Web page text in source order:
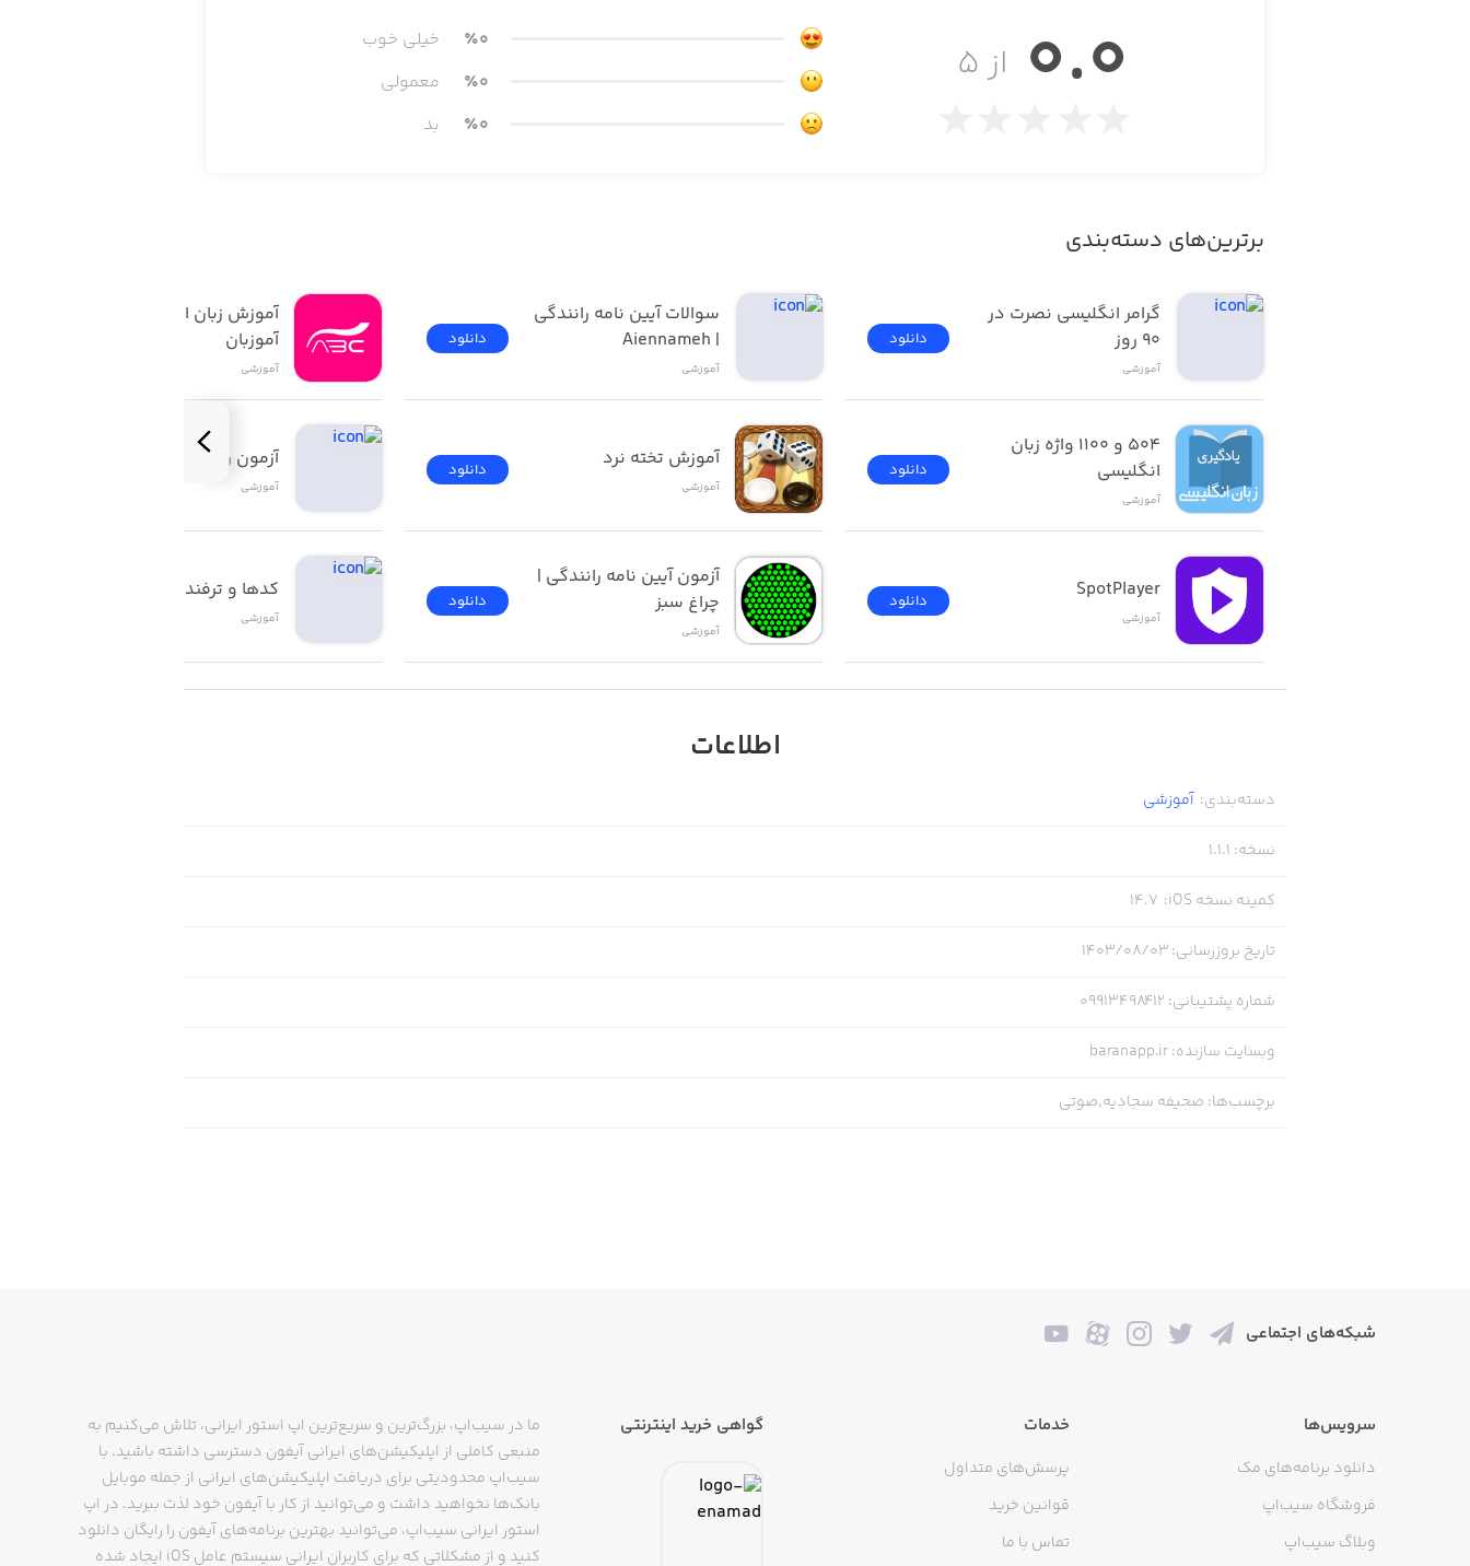
از ۵ 0.0 ٪0
خیلی خوب
٪0
معمولی
٪0 بد
برترین‌های دسته‌بندی
٩٠ روز
آموزشی
دانلود
انگلیسی
آموزشی
دانلود
SpotPlayer
آموزشی
دانلود
| Aiennameh
آموزشی
دانلود
آموزش تخته نرد
آموزشی
دانلود
چراغ سبز
آموزشی
دانلود
آموزبان
آموزشی
آزمون راهنمایی و رانندگی
آموزشی
کدها و ترفندهای ios
آموزشی
اطلاعات
دسته‌بندی: آموزشی
نسخه:
1.1.1
کمینه نسخه iOS :
14.7
تاریخ بروزرسانی:۱۴۰۳/۰۸/۰۳
شماره پشتیبانی:
09913498412
وبسایت سازنده:
baranapp.ir
برچسب‌ها: صحیفه سجادیه,صوتی
شبکه‌های اجتماعی
سرویس‌ها
دانلود برنامه‌های مک
فروشگاه سیب‌اپ
وبلاگ سیب‌اپ
خدمات
پرسش‌های متداول
قوانین خرید
تماس با ما
گواهی خرید اینترنتی
ما در سیب‌اپ، بزرگ‌ترین و سریع‌ترین اپ استور ایرانی، تلاش می‌کنیم به
منبعی کاملی از اپلیکیشن‌های ایرانی آیفون دسترسی داشته باشید. با
سیب‌اپ محدودیتی برای دریافت اپلیکیشن‌های ایرانی از جمله موبایل
بانک‌ها نخواهید داشت و می‌توانید از کار با آیفون خود لذت ببرید. در اپ
استور ایرانی سیب‌اپ، می‌توانید بهترین برنامه‌های آیفون را رایگان دانلود
کنید و از مشکلاتی که برای کاربران ایرانی سیستم عامل iOS ایجاد شده